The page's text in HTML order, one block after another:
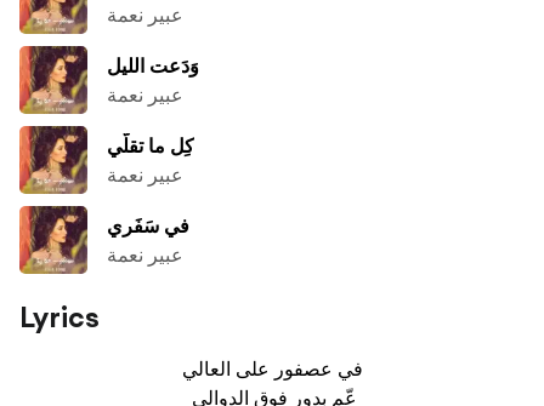
عبير نعمة
وَدَعت الليل
عبير نعمة
كِل ما تقلّي
عبير نعمة
في سَفَري
عبير نعمة
Lyrics
في عصفور على العالي